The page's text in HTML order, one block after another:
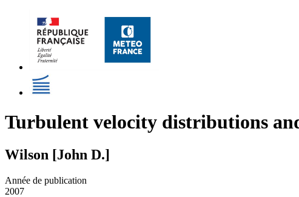
Turbulent velocity distributions
Wilson [John D.]
Année de publication
2007